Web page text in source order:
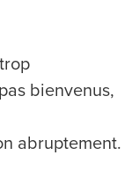
bienvenus,
abruptement.